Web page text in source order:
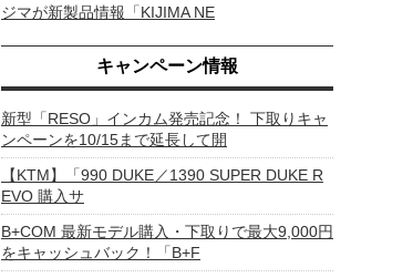
ジマが新製品情報「KIJIMA NE
キャンペーン情報
新型「RESO」インカム発売記念！ 下取りキャ
ンペーンを10/15まで延長して開
【KTM】「990 DUKE／1390 SUPER DUKE R
EVO 購入サ
B+COM 最新モデル購入・下取りで最大9,000円
をキャッシュバック！「B+F